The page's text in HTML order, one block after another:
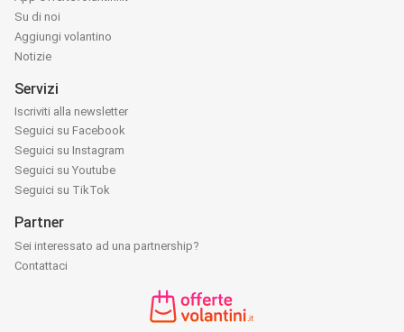
Su di noi
Aggiungi volantino
Notizie
Servizi
Iscriviti alla newsletter
Seguici su Facebook
Seguici su Instagram
Seguici su Youtube
Seguici su TikTok
Partner
Sei interessato ad una partnership?
Contattaci